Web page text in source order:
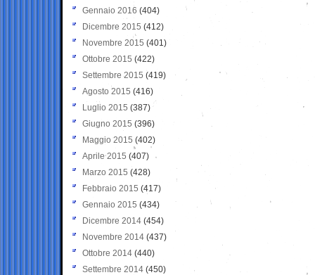
Gennaio 2016 (404)
Dicembre 2015 (412)
Novembre 2015 (401)
Ottobre 2015 (422)
Settembre 2015 (419)
Agosto 2015 (416)
Luglio 2015 (387)
Giugno 2015 (396)
Maggio 2015 (402)
Aprile 2015 (407)
Marzo 2015 (428)
Febbraio 2015 (417)
Gennaio 2015 (434)
Dicembre 2014 (454)
Novembre 2014 (437)
Ottobre 2014 (440)
Settembre 2014 (450)